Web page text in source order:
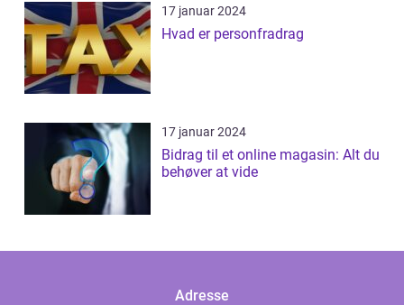
17 januar 2024
Hvad er personfradrag
17 januar 2024
Bidrag til et online magasin: Alt du
behøver at vide
Adresse